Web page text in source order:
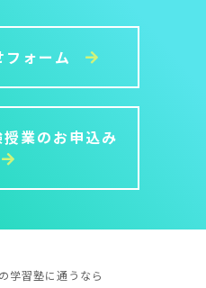
フォーム
業のお申込み
学習塾に通うなら